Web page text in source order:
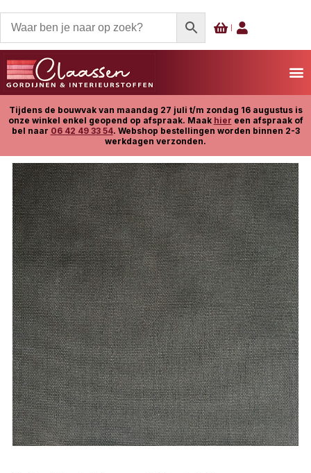
Tijdens de bouwvak van maandag 27 juli t/m zondag 16 augustus is
onze winkel enkel geopend op afspraak. Maak hier een afspraak of
bel naar 06 42 49 33 54. Webshop bestellingen worden binnen 2-3
werkdagen verzonden.